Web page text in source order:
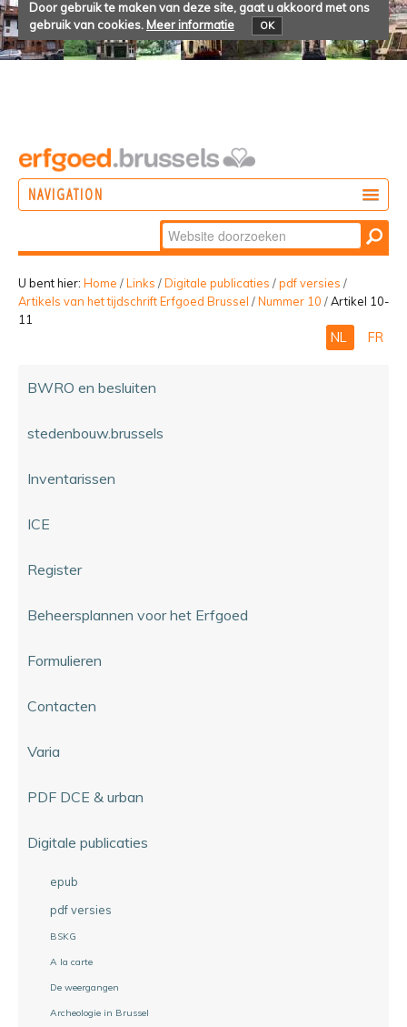
Door gebruik te maken van deze site, gaat u akkoord met ons
gebruik van cookies. Meer informatie OK
NAVIGATION
BELEVEN
Zoek
Geavanceerd
zoeken...
U bent hier: Home /Links /Digitale publicaties /pdf versies /
Artikels van het tijdschrift Erfgoed Brussel /Nummer 10 /Artikel 10-
11
NL FR
BWRO en besluiten
stedenbouw.brussels
Inventarissen
ICE
Register
Beheersplannen voor het Erfgoed
Formulieren
Contacten
Varia
PDF DCE & urban
Digitale publicaties
epub
pdf versies
BSKG
A la carte
De weergangen
Archeologie in Brussel